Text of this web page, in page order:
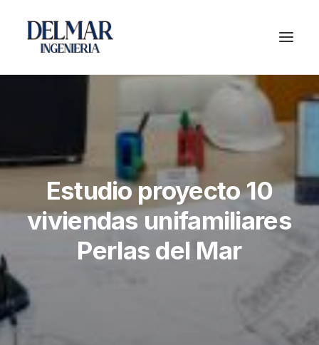
Estudio proyecto 10
viviendas unifamiliares
Perlas del Mar